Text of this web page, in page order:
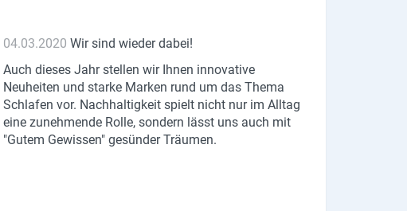
04.03.2020 Wir sind wieder dabei!
Auch dieses Jahr stellen wir Ihnen innovative
Neuheiten und starke Marken rund um das Thema
Schlafen vor. Nachhaltigkeit spielt nicht nur im Alltag
eine zunehmende Rolle, sondern lässt uns auch mit
"Gutem Gewissen" gesünder Träumen.